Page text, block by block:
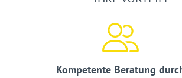
Kompetente Beratung